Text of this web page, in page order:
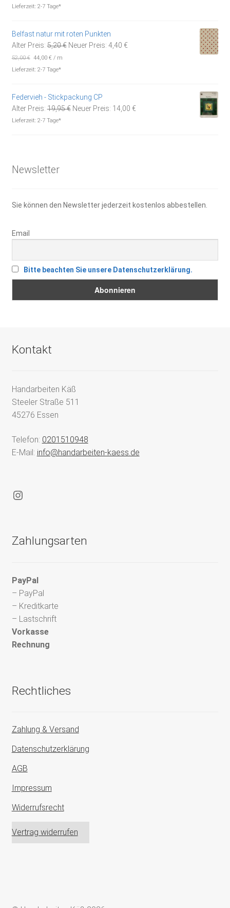
Lieferzeit: 2-7 Tage*
Belfast natur mit roten Punkten
Alter Preis: 5,20€ Ursprünglicher
Neuer Preis: 4,40 €Aktueller
52,00€ 44,00€ / m
Lieferzeit: 2-7 Tage*
Federvieh - Stickpackung CP
Alter Preis: 19,95€ Ursprünglicher
Neuer Preis: 14,00 €Aktueller
Lieferzeit: 2-7 Tage*
Newsletter
Sie können den Newsletter jederzeit kostenlos abbestellen.
Email
Bitte beachten Sie unsere Datenschutzerklärung.
Kontakt
Handarbeiten Käß
Steeler Straße 511
45276 Essen
Telefon: 0201510948
E-Mail: info@handarbeiten-kaess.de
Instagram
Zahlungsarten
PayPal
– PayPal
– Kreditkarte
– Lastschrift
Vorkasse
Rechnung
Rechtliches
Zahlung & Versand
Datenschutzerklärung
AGB
Impressum
Widerrufsrecht
Vertrag widerrufen